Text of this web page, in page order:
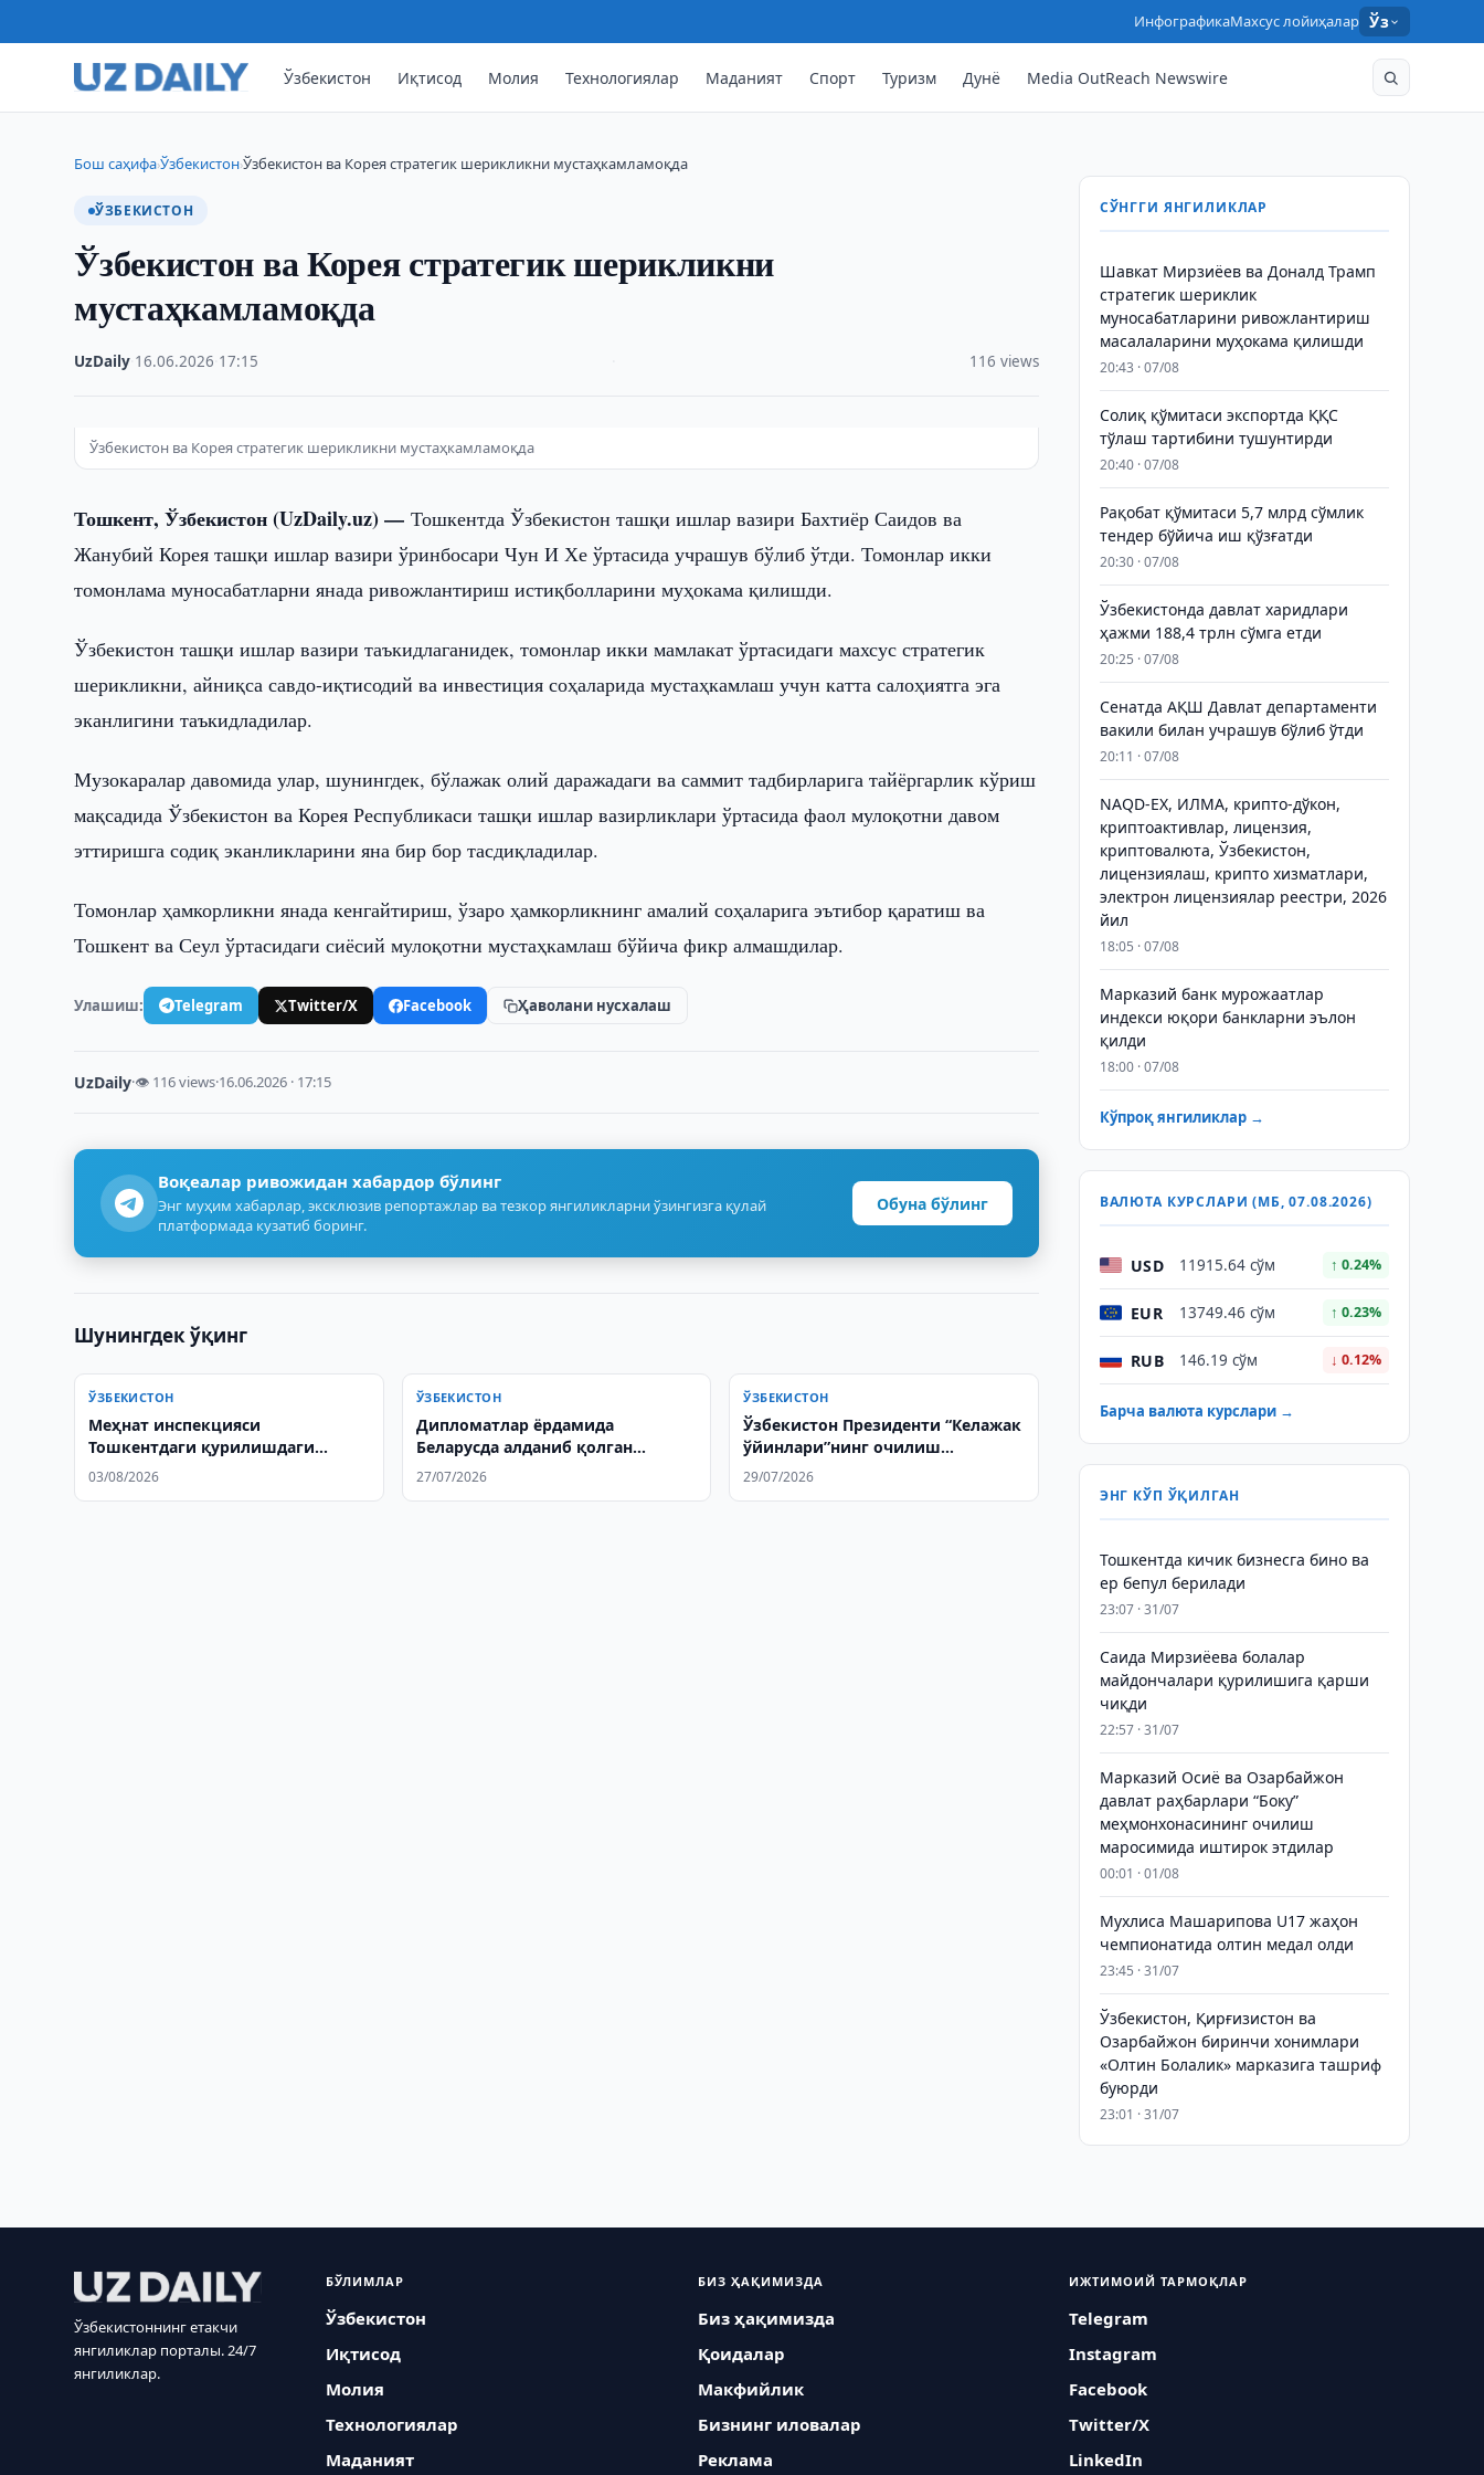
ИнфографикаМахсус лойиҳалар Ўз
Ўзбекистон Иқтисод Молия Технологиялар Маданият Спорт Туризм Дунё Media OutReach Newswire
Бош саҳифа›Ўзбекистон›Ўзбекистон ва Корея стратегик шерикликни мустаҳкамламоқда
ЎЗБЕКИСТОН
Ўзбекистон ва Корея стратегик шерикликни
мустаҳкамламоқда
UzDaily 16.06.2026 17:15 116 views
Ўзбекистон ва Корея стратегик шерикликни мустаҳкамламоқда
Тошкент, Ўзбекистон (UzDaily.uz) —Тошкентда Ўзбекистон ташқи ишлар вазири Бахтиёр Саидов ва
Жанубий Корея ташқи ишлар вазири ўринбосари Чун И Хе ўртасида учрашув бўлиб ўтди. Томонлар икки
томонлама муносабатларни янада ривожлантириш истиқболларини муҳокама қилишди.
Ўзбекистон ташқи ишлар вазири таъкидлаганидек, томонлар икки мамлакат ўртасидаги махсус стратегик
шерикликни, айниқса савдо-иқтисодий ва инвестиция соҳаларида мустаҳкамлаш учун катта салоҳиятга эга
эканлигини таъкидладилар.
Музокаралар давомида улар, шунингдек, бўлажак олий даражадаги ва саммит тадбирларига тайёргарлик кўриш
мақсадида Ўзбекистон ва Корея Республикаси ташқи ишлар вазирликлари ўртасида фаол мулоқотни давом
эттиришга содиқ эканликларини яна бир бор тасдиқладилар.
Томонлар ҳамкорликни янада кенгайтириш, ўзаро ҳамкорликнинг амалий соҳаларига эътибор қаратиш ва
Тошкент ва Сеул ўртасидаги сиёсий мулоқотни мустаҳкамлаш бўйича фикр алмашдилар.
Улашиш: Telegram Twitter/X Facebook Ҳаволани нусхалаш
UzDaily·👁 116 views·16.06.2026 · 17:15
Воқеалар ривожидан хабардор бўлинг
Энг муҳим хабарлар, эксклюзив репортажлар ва тезкор янгиликларни ўзингизга қулай
платформада кузатиб боринг.
Обуна бўлинг
Шунингдек ўқинг
ЎЗБЕКИСТОН
Меҳнат инспекцияси
Тошкентдаги қурилишдаги
ҳодисани текширмоқда
03/08/2026
ЎЗБЕКИСТОН
Дипломатлар ёрдамида
Беларусда алданиб қолган
ўзбекистонлик ватанга қайтди
27/07/2026
ЎЗБЕКИСТОН
Ўзбекистон Президенти “Келажак
ўйинлари”нинг очилиш
маросимида иштирок этди
29/07/2026
СЎНГГИ ЯНГИЛИКЛАР
Шавкат Мирзиёев ва Доналд Трамп
стратегик шериклик
муносабатларини ривожлантириш
масалаларини муҳокама қилишди
20:43 · 07/08
Солиқ қўмитаси экспортда ҚҚС
тўлаш тартибини тушунтирди
20:40 · 07/08
Рақобат қўмитаси 5,7 млрд сўмлик
тендер бўйича иш қўзғатди
20:30 · 07/08
Ўзбекистонда давлат харидлари
ҳажми 188,4 трлн сўмга етди
20:25 · 07/08
Сенатда АҚШ Давлат департаменти
вакили билан учрашув бўлиб ўтди
20:11 · 07/08
NAQD-EX, ИЛМА, крипто-дўкон,
криптоактивлар, лицензия,
криптовалюта, Ўзбекистон,
лицензиялаш, крипто хизматлари,
электрон лицензиялар реестри, 2026
йил
18:05 · 07/08
Марказий банк мурожаатлар
индекси юқори банкларни эълон
қилди
18:00 · 07/08
Кўпроқ янгиликлар →
ВАЛЮТА КУРСЛАРИ (МБ, 07.08.2026)
USD 11915.64 сўм ↑ 0.24%
EUR 13749.46 сўм ↑ 0.23%
RUB 146.19 сўм ↓ 0.12%
Барча валюта курслари →
ЭНГ КЎП ЎҚИЛГАН
Тошкентда кичик бизнесга бино ва
ер бепул берилади
23:07 · 31/07
Саида Мирзиёева болалар
майдончалари қурилишига қарши
чиқди
22:57 · 31/07
Марказий Осиё ва Озарбайжон
давлат раҳбарлари “Боку”
меҳмонхонасининг очилиш
маросимида иштирок этдилар
00:01 · 01/08
Мухлиса Машарипова U17 жаҳон
чемпионатида олтин медал олди
23:45 · 31/07
Ўзбекистон, Қирғизистон ва
Озарбайжон биринчи хонимлари
«Олтин Болалик» марказига ташриф
буюрди
23:01 · 31/07
Ўзбекистоннинг етакчи
янгиликлар порталы. 24/7
янгиликлар.
БЎЛИМЛАР
Ўзбекистон
Иқтисод
Молия
Технологиялар
Маданият
БИЗ ҲАҚИМИЗДА
Биз ҳақимизда
Қоидалар
Макфийлик
Бизнинг иловалар
Реклама
ИЖТИМОИЙ ТАРМОҚЛАР
Telegram
Instagram
Facebook
Twitter/X
LinkedIn